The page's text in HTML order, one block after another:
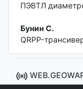
ПЭВТЛ
Бунин С.
QRPP-
© 2008 - 2021